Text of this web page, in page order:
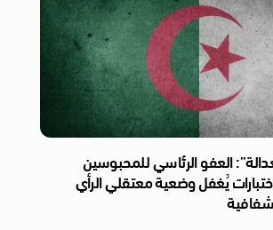
العفو الرئاسي للمحبوسين
يُغفل وضعية معتقلي الرأي